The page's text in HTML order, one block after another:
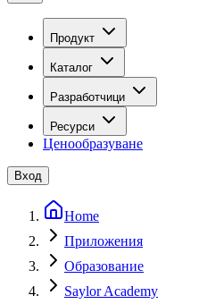
Продукт
Каталог
Разработчици
Ресурси
Ценообразуване
Вход
Home
Приложения
Образование
Saylor Academy